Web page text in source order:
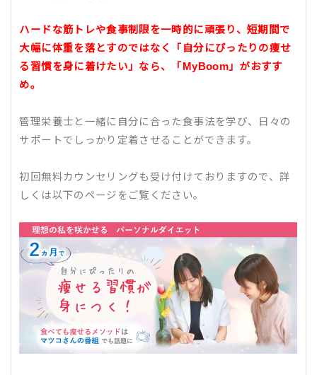
ハードな筋トレや食事制限を一時的に頑張り、短期間で
大幅に体重を落とすのではなく「自分にぴったりの痩せ
る習慣を身に着けたい」なら、「MyBoom」がおすす
め。
管理栄養士と一緒に自分に合った食事法を学び、日々の
サポートでしっかり定着させることができます。
初回無料カウンセリングも受け付けておりますので、詳
しくは以下のページをご覧ください。